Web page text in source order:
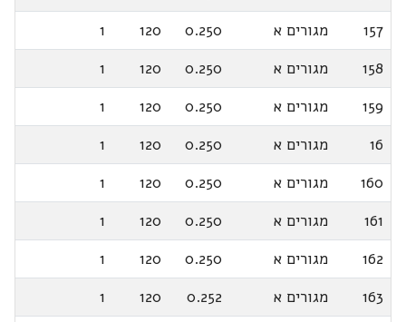
157
מגורים א 0.250
120
1
158
מגורים א 0.250
120
1
159
מגורים א 0.250
120
1
16
מגורים א 0.250
120
1
160
מגורים א 0.250
120
1
161
מגורים א 0.250
120
1
162
מגורים א 0.250
120
1
163
מגורים א 0.252
120
1